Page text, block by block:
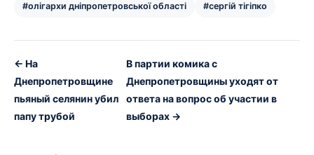
#олігархи дніпропетровської області #сергій тігіпко
← На
Днепропетровщине
пьяный селянин убил
папу трубой
В партии комика с
Днепропетровщины уходят от
ответа на вопрос об участии в
выборах →